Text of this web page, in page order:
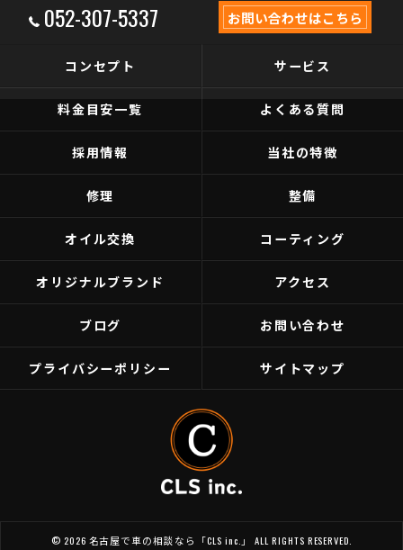
052-307-5337 お問い合わせはこちら
コンセプト サービス
料金目安一覧 よくある質問
採用情報 当社の特徴
修理 整備
オイル交換 コーティング
オリジナルブランド アクセス
ブログ お問い合わせ
プライバシーポリシー サイトマップ
© 2026 名古屋で車の相談なら「CLS inc.」 ALL RIGHTS RESERVED.